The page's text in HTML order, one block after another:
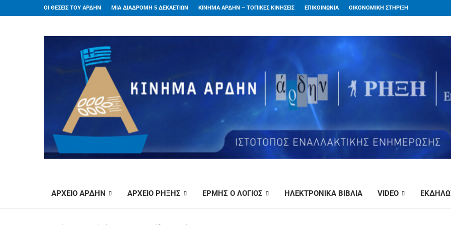
ΟΙ ΘΕΣΕΙΣ ΤΟΥ ΑΡΔΗΝ ΜΙΑ ΔΙΑΔΡΟΜΗ 5 ΔΕΚΑΕΤΙΩΝ ΚΙΝΗΜΑ ΑΡΔΗΝ – ΤΟΠΙΚΕΣ ΚΙΝΗΣΕΙΣ ΕΠΙΚΟΙΝΩΝΙΑ ΟΙΚΟΝΟΜΙΚΗ ΣΤΗΡΙΞΗ
ΑΡΧΕΙΟ ΑΡΔΗΝ ΑΡΧΕΙΟ ΡΗΞΗΣ ΕΡΜΗΣ Ο ΛΟΓΙΟΣ ΗΛΕΚΤΡΟΝΙΚΑ ΒΙΒΛΙΑ VIDEO